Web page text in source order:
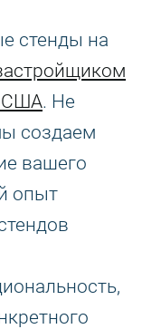
стенды на
США. Не
создаем
вашего
опыт